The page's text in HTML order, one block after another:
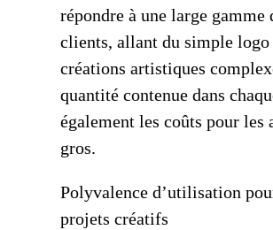
répondre à une large gamme
clients, allant du simple logo
créations artistiques
quantité contenue dans
également les coûts pour les
gros.
Polyvalence d’utilisation
projets créatifs